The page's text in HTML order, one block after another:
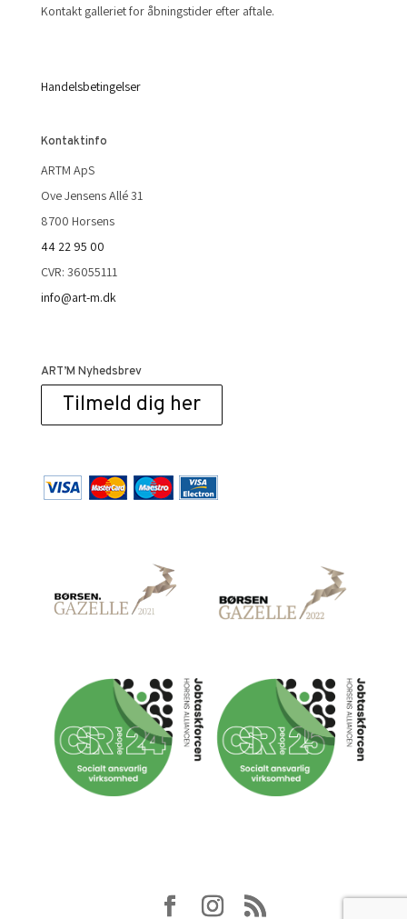
Kontakt galleriet for åbningstider efter aftale.
Handelsbetingelser
Kontaktinfo
ARTM ApS
Ove Jensens Allé 31
8700 Horsens
44 22 95 00
CVR: 36055111
info@art-m.dk
ART’M Nyhedsbrev
Tilmeld dig her